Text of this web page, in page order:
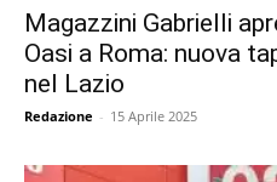
Magazzini Gabrielli
Oasi a Roma: nuova
nel Lazio
Redazione - 15 Aprile 2025